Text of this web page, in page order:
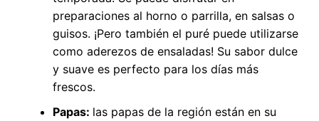
preparaciones al horno o parrilla, en salsas o
guisos. ¡Pero también el puré puede utilizarse
como aderezos de ensaladas! Su sabor dulce
y suave es perfecto para los días más
frescos.
Papas: las papas de la región están en su